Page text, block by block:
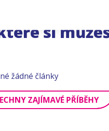
si
žádné články
ZAJÍMAVÉ PŘÍBĚHY